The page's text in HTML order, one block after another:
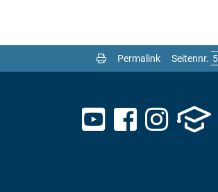
Permalink Seitennr.